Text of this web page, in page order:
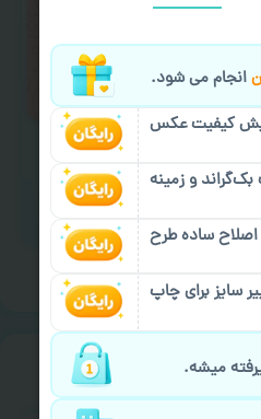
پیگیری سفارش:
سفارش گیری
انجام می شود.
کیفیت عکس
و زمینه
اصلاح ساده طرح
سایز برای چاپ
میشه.